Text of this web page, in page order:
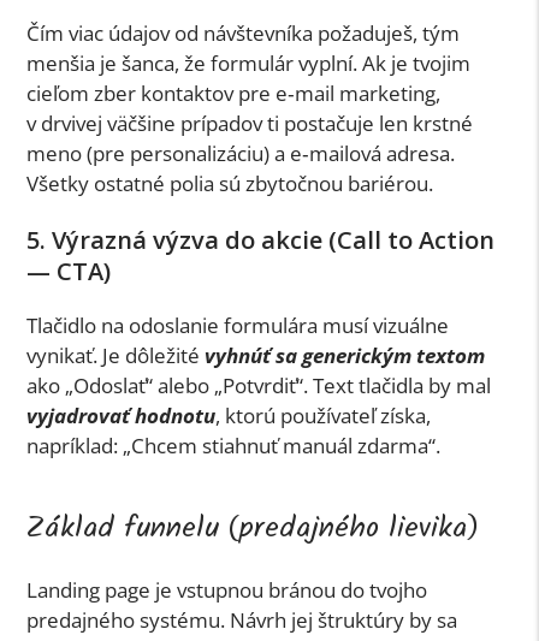
Čím viac údajov od návštevníka požaduješ, tým
menšia je šanca, že formulár vyplní. Ak je tvojim
cieľom zber kontaktov pre e‑mail marketing,
v drvivej väčšine prípadov ti postačuje len krstné
meno (pre personalizáciu) a e‑mailová adresa.
Všetky ostatné polia sú zbytočnou bariérou.
5. Výrazná výzva do akcie (Call to Action
— CTA)
Tlačidlo na odoslanie formulára musí vizuálne
vynikať. Je dôležité vyhnúť sa generickým textom
ako „Odoslať“ alebo „Potvrdiť“. Text tlačidla by mal
vyjadrovať hodnotu, ktorú používateľ získa,
napríklad: „Chcem stiahnuť manuál zdarma“.
Základ funnelu (predajného lievika)
Landing page je vstupnou bránou do tvojho
predajného systému. Návrh jej štruktúry by sa